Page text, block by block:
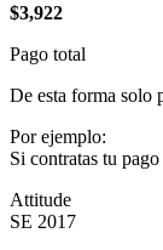
$3,922
Pago total
De esta forma solo
Por ejemplo:
Si contratas tu
Attitude
SE 2017